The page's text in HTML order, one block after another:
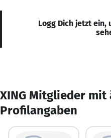
Logg Dich jetzt ein,
XING Mitglieder mit
Profilangaben